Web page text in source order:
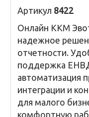
Артикул 8422
Онлайн ККМ
надежное
отчетности.
поддержка
автоматизация
интеграции и
для малого
комфортную